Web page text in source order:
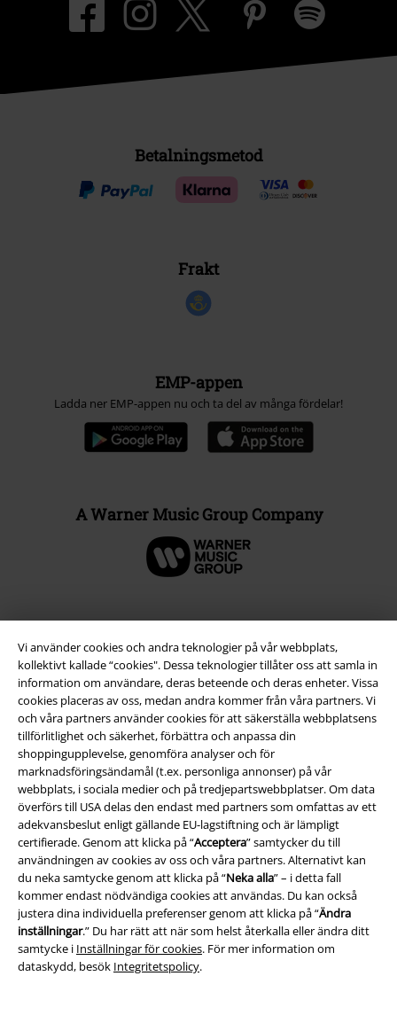
Vi använder cookies och andra teknologier på vår webbplats,
kollektivt kallade “cookies". Dessa teknologier tillåter oss att samla in
information om användare, deras beteende och deras enheter. Vissa
cookies placeras av oss, medan andra kommer från våra partners. Vi
och våra partners använder cookies för att säkerställa webbplatsens
tillförlitlighet och säkerhet, förbättra och anpassa din
shoppingupplevelse, genomföra analyser och för
marknadsföringsändamål (t.ex. personliga annonser) på vår
webbplats, i sociala medier och på tredjepartswebbplatser. Om data
överförs till USA delas den endast med partners som omfattas av ett
adekvansbeslut enligt gällande EU-lagstiftning och är lämpligt
certifierade. Genom att klicka på “Acceptera” samtycker du till
användningen av cookies av oss och våra partners. Alternativt kan
du neka samtycke genom att klicka på “Neka alla” – i detta fall
kommer endast nödvändiga cookies att användas. Du kan också
justera dina individuella preferenser genom att klicka på “Ändra
inställningar.” Du har rätt att när som helst återkalla eller ändra ditt
samtycke i Inställningar för cookies. För mer information om
dataskydd, besök Integritetspolicy.
Betalningsmetod
Frakt
EMP-appen
Ladda ner EMP-appen nu och ta del av många fördelar!
A Warner Music Group Company
Juridisk information/Villkor
Villkor
Om oss
Ladda ner villkoren
Avfallshantering och miljöskydd
Försäkran om överensstämmelse